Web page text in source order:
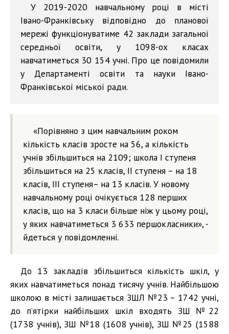
У 2019-2020 навчальному році в місті
Івано-Франківську відповідно до планової
мережі функціонуватиме 42 заклади загальної
середньої освіти, у 1098-ох класах
навчатиметься 30 154 учні. Про це повідомили
у Департаменті освіти та науки Івано-
Франківської міської ради.
«Порівняно з цим навчальним роком
кількість класів зросте на 56, а кількість
учнів збільшиться на 2109; школа І ступеня
збільшиться на 25 класів, ІІ ступеня – на 18
класів, ІІІ ступеня– на 13 класів. У новому
навчальному році очікується 128 перших
класів, що на 3 класи більше ніж у цьому році,
у яких навчатиметься 3 633 першокласники», -
йдеться у повідомленні.
До 13 закладів збільшиться кількість шкіл, у
яких навчатиметься понад тисячу учнів. Найбільшою
школою в місті залишається ЗШЛ №23 – 1742 учні,
до п’ятірки найбільших шкіл входять ЗШ №22
(1738 учнів), ЗШ №18 (1608 учнів), ЗШ №25 (1588